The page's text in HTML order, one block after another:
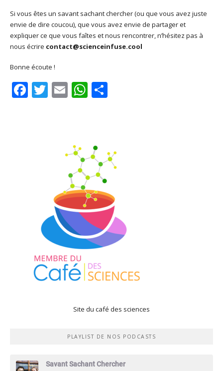
Si vous êtes un savant sachant chercher (ou que vous avez juste
envie de dire coucou), que vous avez envie de partager et
expliquer ce que vous faîtes et nous rencontrer, n’hésitez pas à
nous écrire contact@scienceinfuse.cool
Bonne écoute !
Facebook
Twitter
EmailWhatsApp
Site du café des sciences
PLAYLIST DE NOS PODCASTS
Savant Sachant Chercher